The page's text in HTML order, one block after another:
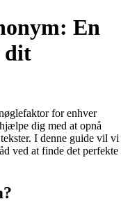
En
dit
for enhver
dig med at opnå
I denne guide vil vi
ved at finde det perfekte